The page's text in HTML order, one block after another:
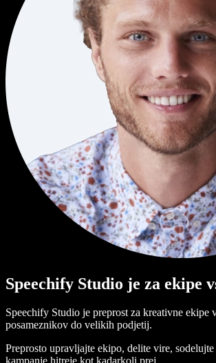
Speechify Studio je za ekipe
Speechify Studio je preprost za kreativne ekipe
posameznikov do velikih podjetij.
Preprosto upravljajte ekipo, delite vire,